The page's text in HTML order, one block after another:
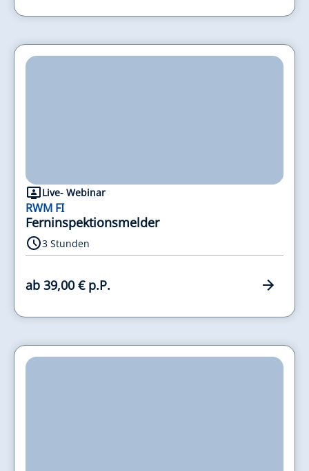
Live- Webinar
RWM FI
Ferninspektionsmelder
3 Stunden
ab 39,00 € p.P.